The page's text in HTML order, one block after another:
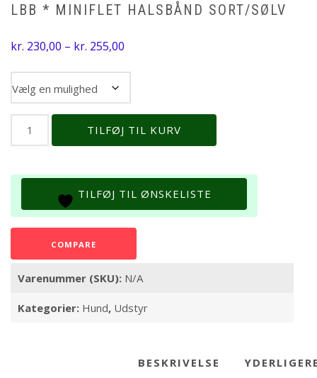
LBB * MINIFLET HALSBÅND SORT/SØLV
kr. 230,00 – kr. 255,00
sort/sølv
TILFØJ TIL KURV
TILFØJ TIL ØNSKELISTE
COMPARE
Varenummer (SKU): N/A
Kategorier: Hund, Udstyr
BESKRIVELSE